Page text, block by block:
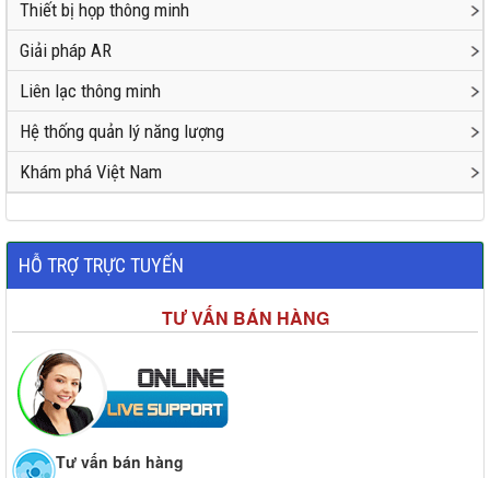
Thiết bị họp thông minh
Giải pháp AR
Liên lạc thông minh
Hệ thống quản lý năng lượng
Khám phá Việt Nam
HỖ TRỢ TRỰC TUYẾN
TƯ VẤN BÁN HÀNG
Tư vấn bán hàng